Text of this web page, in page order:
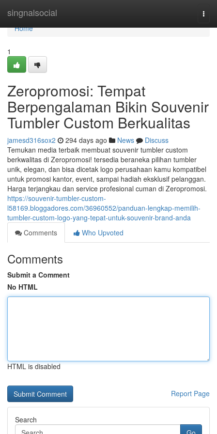
singnalsocial
Home
Home
1
Zeropromosi: Tempat
Berpengalaman Bikin Souvenir
Tumbler Custom Berkualitas
jamesd316sox2 294 days ago News
Discuss
Temukan media terbaik membuat souvenir tumbler custom
berkwalitas di Zeropromosi! tersedia beraneka pilihan tumbler
unik, elegan, dan bisa dicetak logo perusahaan kamu kompatibel
untuk promosi kantor, event, sampai hadiah eksklusif pelanggan.
Harga terjangkau dan service profesional cuman di Zeropromosi.
https://souvenir-tumbler-custom-
l58169.bloggadores.com/36960552/panduan-lengkap-memilih-
tumbler-custom-logo-yang-tepat-untuk-souvenir-brand-anda
Comments
Who Upvoted
Comments
Submit a Comment
No HTML
HTML is disabled
Report Page
Search